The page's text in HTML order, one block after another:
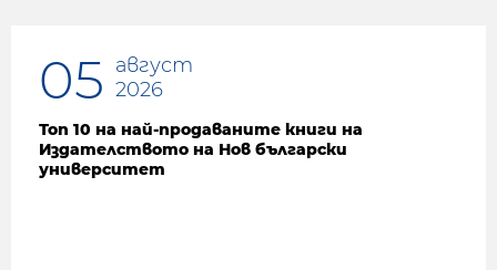
05 август
2026
Топ 10 на най-продаваните книги на
Издателството на Нов български
университет